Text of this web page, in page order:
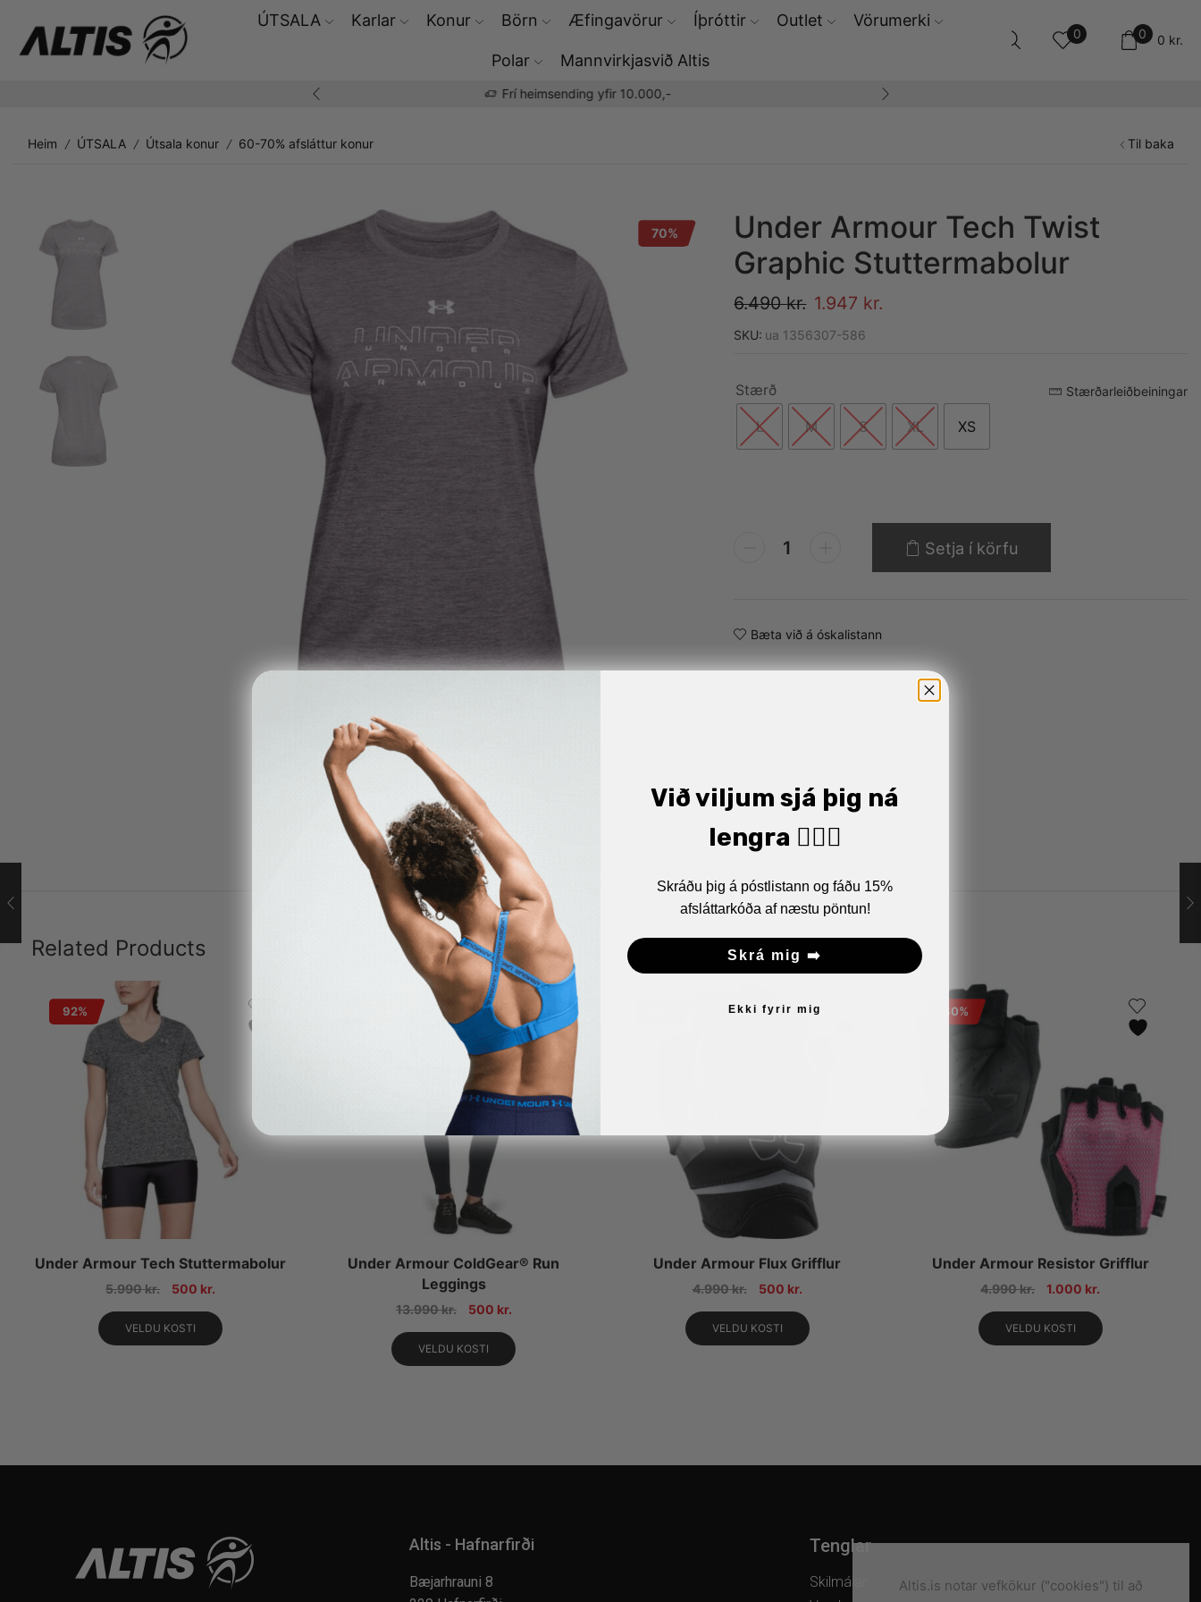
ÚTSALA Karlar Konur Börn Æfingavörur Íþróttir Outlet Vörumerki
Polar Mannvirkjasvið Altis
0 0 0 kr.
Þú færð Polar æfingaúrin hjá okkur
Heim / ÚTSALA / Útsala konur / 60-70% afsláttur konur Til baka
70%
Under Armour Tech Twist
Graphic Stuttermabolur
6.490kr. 1.947 kr.
SKU: ua 1356307-586
Stærðarleiðbeiningar
Stærð
L M S XL XS
Setja í körfu
Bæta við á óskalistann
Related Products
92%
Under Armour Tech Stuttermabolur
5.990kr. 500 kr.
VELDU KOSTI
Under Armour ColdGear® Run
Leggings
13.990kr. 500 kr.
VELDU KOSTI
Under Armour Flux Grifflur
4.990kr. 500 kr.
VELDU KOSTI
80%
Under Armour Resistor Grifflur
4.990kr. 1.000 kr.
VELDU KOSTI
Altis - Hafnarfirði
Bæjarhrauni 8
Tenglar
Skilmálar
Altis.is notar vefkökur ("cookies") til að
Við viljum sjá þig ná
lengra 🏋🏼‍♂️
Skráðu þig á póstlistann og fáðu 15%
afsláttarkóða af næstu pöntun!
Skrá mig ➡️
Ekki fyrir mig